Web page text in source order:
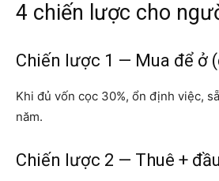
4 chiến lược cho
Chiến lược 1 — Mua để ở
Khi đủ vốn cọc 30%, ổn định việc,
năm.
Chiến lược 2 — Thuê +